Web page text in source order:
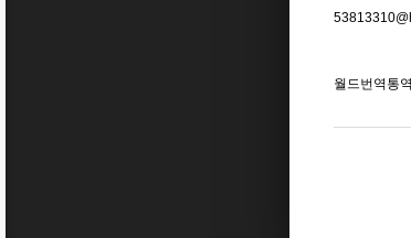
월드번역통역